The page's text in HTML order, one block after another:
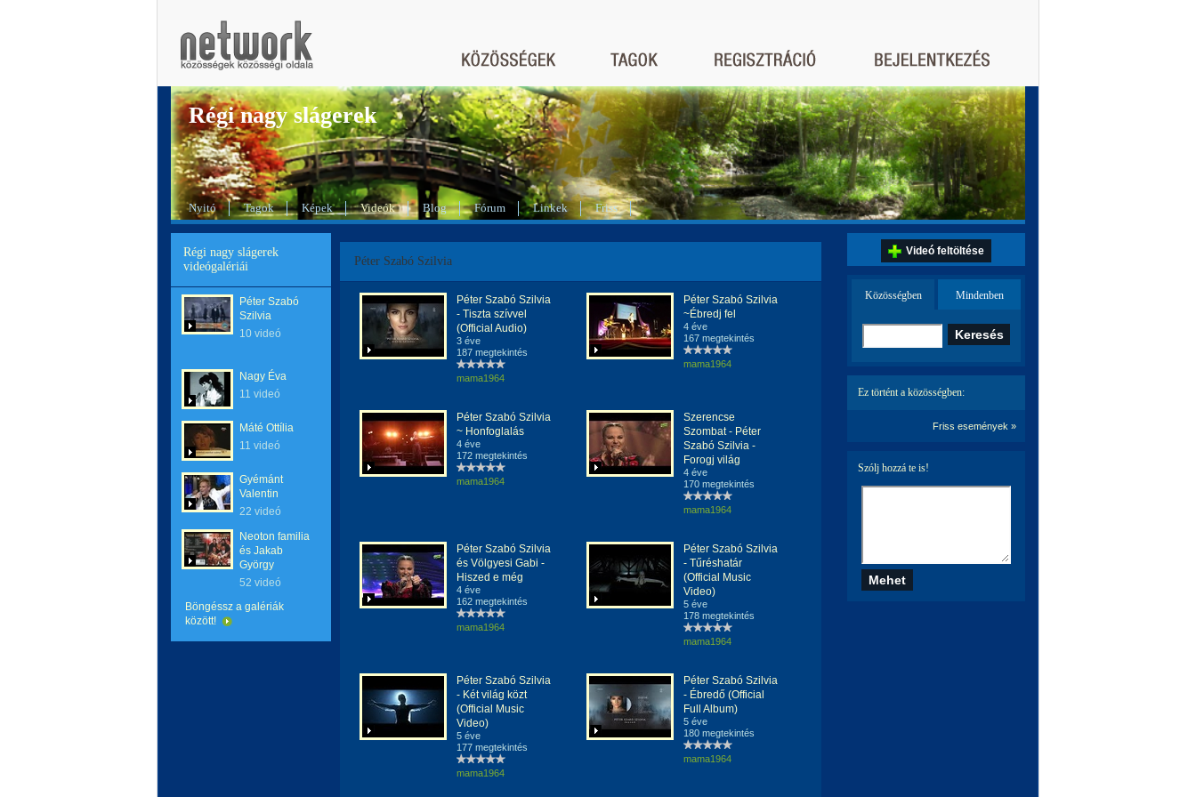
Régi nagy slágerek
Nyitó Tagok Képek Videók Blog Fórum Linkek Friss
Régi nagy slágerek
videógalériái
Péter Szabó
Szilvia
10 videó
Nagy Éva
11 videó
Máté Ottília
11 videó
Gyémánt
Valentin
22 videó
Neoton familia
és Jakab
György
52 videó
Böngéssz a galériák
között!
Péter Szabó Szilvia
Péter Szabó Szilvia
- Tiszta szívvel
(Official Audio)
3 éve
187 megtekintés
mama1964
Péter Szabó Szilvia
~Ébredj fel
4 éve
167 megtekintés
mama1964
Péter Szabó Szilvia
~ Honfoglalás
4 éve
172 megtekintés
mama1964
Szerencse
Szombat - Péter
Szabó Szilvia -
Forogj világ
4 éve
170 megtekintés
mama1964
Péter Szabó Szilvia
és Völgyesi Gabi -
Hiszed e még
4 éve
162 megtekintés
mama1964
Péter Szabó Szilvia
- Tűréshatár
(Official Music
Video)
5 éve
178 megtekintés
mama1964
Péter Szabó Szilvia
- Két világ közt
(Official Music
Video)
5 éve
177 megtekintés
mama1964
Péter Szabó Szilvia
- Ébredő (Official
Full Album)
5 éve
180 megtekintés
mama1964
Videó feltöltése
Közösségben Mindenben
Ez történt a közösségben:
Friss események »
Szólj hozzá te is!